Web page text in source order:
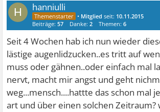
H hanniulli
• Mitglied seit: 10.11.2015
Beiträge:57 Danke:2 Themen:6
Seit 4 Wochen hab ich nun wieder
lästige augenlidzucken..es tritt auf
muss oder gähnen..oder einfach mal
nervt, macht mir angst und geht
weg...mensch....hattte das schon mal
art und über einen solchen Zeitraum?